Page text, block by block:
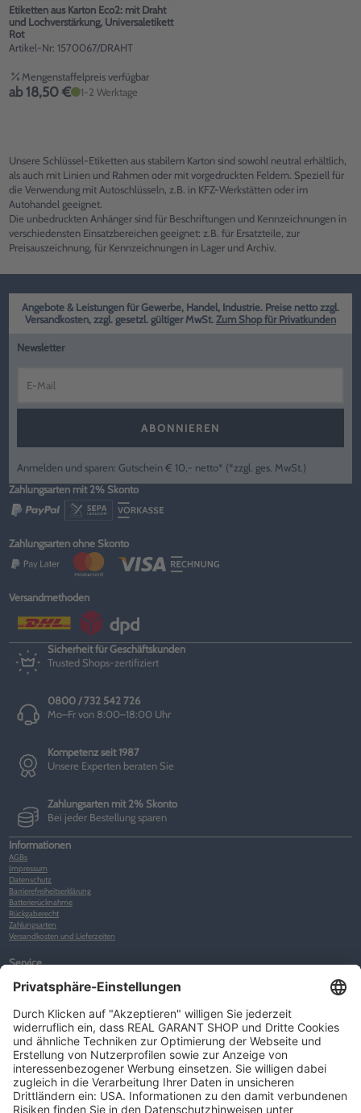
Etiketten aus Karton Eco2: mit Draht
und Lochverstärkung, Universaletikett
Rot
Artikel-Nr: 1570067/DRAHT
Mengenstaffelpreis verfügbar
ab 18,50 € 1-2 Werktage
Unsere Schlüssel-Etiketten aus stabilem Karton sind sowohl neutral erhältlich,
als auch mit Linien und Rahmen oder mit vorgedruckten Feldern. Speziell für
die Verwendung mit Autoschlüsseln, z.B. in KFZ-Werkstätten oder im
Autohandel geeignet.
Die unbedruckten Anhänger sind für Beschriftungen und Kennzeichnungen in
verschiedensten Einsatzbereichen geeignet: z.B. für Ersatzteile, zur
Preisauszeichnung, für Kennzeichnungen in Lager und Archiv.
Angebote & Leistungen für Gewerbe, Handel, Industrie. Preise netto zzgl.
Versandkosten, zzgl. gesetzl. gültiger MwSt. Zum Shop für Privatkunden
Newsletter
ABONNIEREN
Anmelden und sparen: Gutschein € 10,- netto* (*zzgl. ges. MwSt.)
Zahlungsarten mit 2% Skonto
Zahlungsarten ohne Skonto
Versandmethoden
Sicherheit für Geschäftskunden
Trusted Shops-zertifiziert
0800 / 732 542 726
Mo–Fr von 8:00–18:00 Uhr
Kompetenz seit 1987
Unsere Experten beraten Sie
Zahlungsarten mit 2% Skonto
Bei jeder Bestellung sparen
Informationen
AGBs
Impressum
Datenschutz
Barrierefreiheitserklärung
Batterierücknahme
Rückgaberecht
Zahlungsarten
Versandkosten und Lieferzeiten
Service
Warenkorb
Neues Kunden-Konto anlegen
Newsletter
Kontakt
FAQs
Über uns
Kategorien
Betriebsorganisation (52)
Schlüsselorganisation (140)